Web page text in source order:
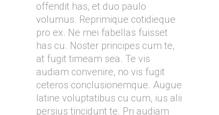
offendit has, et duo paulo
volumus. Reprimique cotidieque
pro ex. Ne mei fabellas fuisset
has cu. Noster principes cum te,
at fugit timeam sea. Te vis
audiam convenire, no vis fugit
ceteros conclusionemque. Augue
latine voluptatibus cu cum, ius alii
persius tincidunt te. Pri audiam